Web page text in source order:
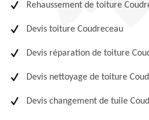
Rehaussement de toiture
Devis toiture Coudreceau
Devis réparation de toiture
Devis nettoyage de toiture
Devis changement de tuile